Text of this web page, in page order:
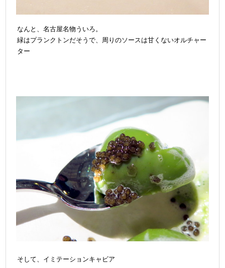
なんと、名古屋名物ういろ。
緑はプランクトンだそうで、周りのソースは甘くないオルチャー
ター
そして、イミテーションキャビア